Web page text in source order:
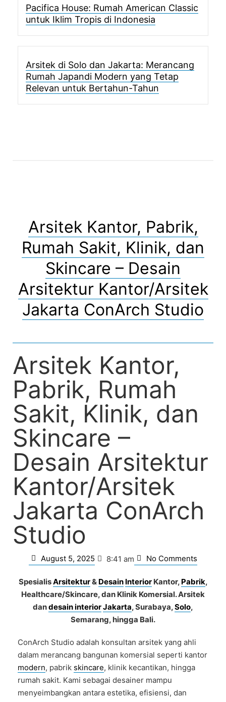
Pacifica House: Rumah American Classic
untuk Iklim Tropis di Indonesia
Arsitek di Solo dan Jakarta: Merancang
Rumah Japandi Modern yang Tetap
Relevan untuk Bertahun-Tahun
Arsitek Kantor, Pabrik,
Rumah Sakit, Klinik, dan
Skincare – Desain
Arsitektur Kantor/Arsitek
Jakarta ConArch Studio
Arsitek Kantor,
Pabrik, Rumah
Sakit, Klinik, dan
Skincare –
Desain Arsitektur
Kantor/Arsitek
Jakarta ConArch
Studio
August 5, 2025 8:41 am No Comments
SpesialisArsitektur& Desain InteriorKantor, Pabrik,
Healthcare/Skincare, dan Klinik Komersial. Arsitek
dandesain interiorJakarta, Surabaya,Solo,
Semarang, hingga Bali.
ConArch Studio adalah konsultan arsitek yang ahli
dalam merancang bangunan komersial seperti kantor
modern, pabrik skincare, klinik kecantikan, hingga
rumah sakit. Kami sebagai desainer mampu
menyeimbangkan antara estetika, efisiensi, dan